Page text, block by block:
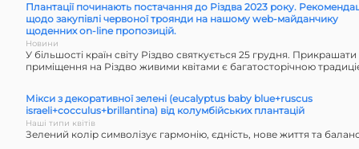
Плантації починають постачання до Різдва 2023 року.
щодо закупівлі червоної троянди на нашому web-майданчику
щоденних on-line пропозицій.
Новини
У більшості країн світу Різдво святкується 25 грудня.
приміщення на Різдво живими квітами є багатосторічною
Мікси з декоративної зелені (eucalyptus baby blue+ruscus
israeli+cocculus+brillantina) від колумбійських плантацій
Наші типи квітів
Зелений колір символізує гармонію, єдність, нове життя та